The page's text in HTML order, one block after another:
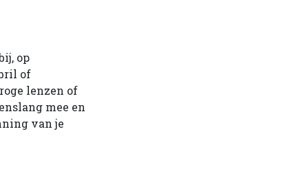
op
of
lenzen of
mee en
van je